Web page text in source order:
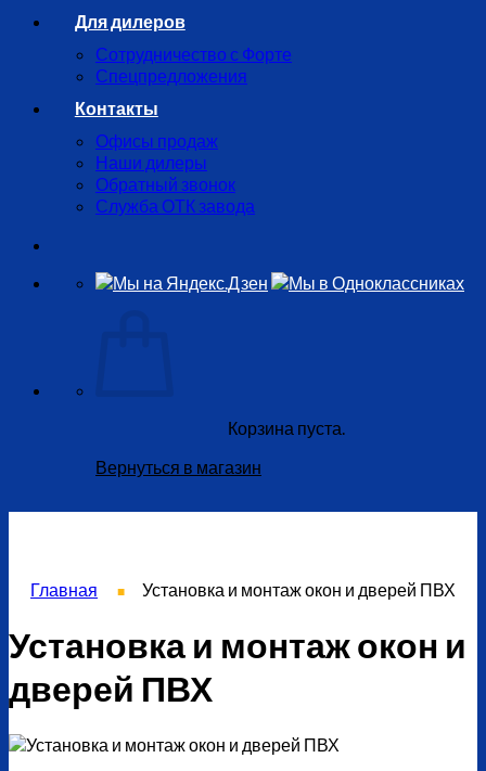
Для дилеров
Сотрудничество с Форте
Спецпредложения
Контакты
Офисы продаж
Наши дилеры
Обратный звонок
Служба ОТК завода
Корзина пуста.
Вернуться в магазин
Главная ■ Установка и монтаж окон и дверей ПВХ
Установка и монтаж окон и
дверей ПВХ